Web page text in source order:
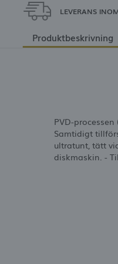
LEVERANS
Produktbeskrivning
PVD-
Samtidigt
ultratunt, tätt
diskmaskin. -